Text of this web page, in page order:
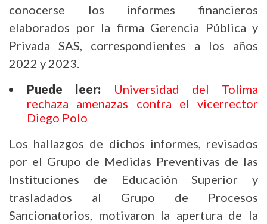
conocerse los informes financieros
elaborados por la firma Gerencia Pública y
Privada SAS, correspondientes a los años
2022 y 2023.
Puede leer:
Universidad del Tolima
rechaza amenazas contra el vicerrector
Diego Polo
Los hallazgos de dichos informes, revisados
por el Grupo de Medidas Preventivas de las
Instituciones de Educación Superior y
trasladados al Grupo de Procesos
Sancionatorios, motivaron la apertura de la